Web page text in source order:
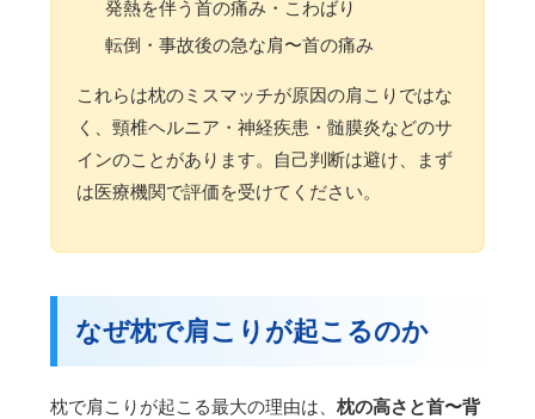
発熱を伴う首の痛み・こわばり
転倒・事故後の急な肩〜首の痛み
これらは枕のミスマッチが原因の肩こりではな
く、頸椎ヘルニア・神経疾患・髄膜炎などのサ
インのことがあります。自己判断は避け、まず
は医療機関で評価を受けてください。
なぜ枕で肩こりが起こるのか
枕で肩こりが起こる最大の理由は、枕の高さと首〜背